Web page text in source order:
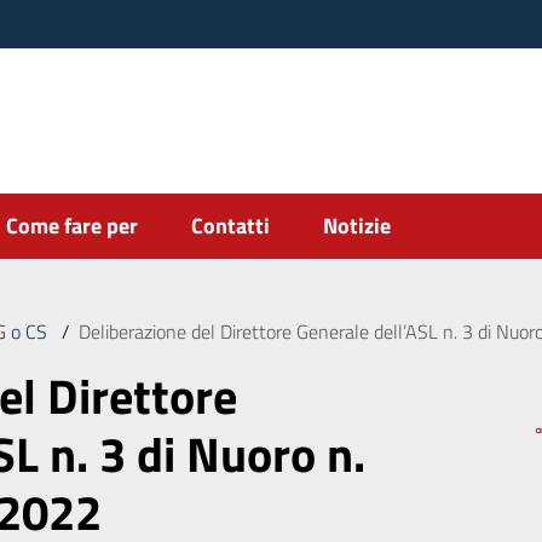
Come fare per Contatti Notizie
o CS / Deliberazione del Direttore Generale dell’ASL n. 3 di
Direttore
n. 3 di Nuoro n.